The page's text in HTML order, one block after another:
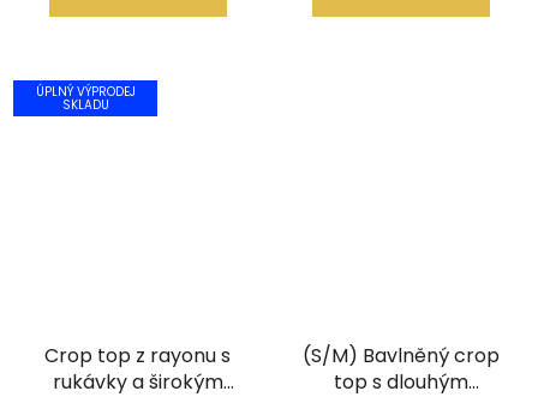
ÚPLNÝ VÝPRODEJ
SKLADU
Crop top z rayonu s
rukávky a širokým
(S/M) Bavlněný crop
top s dlouhým